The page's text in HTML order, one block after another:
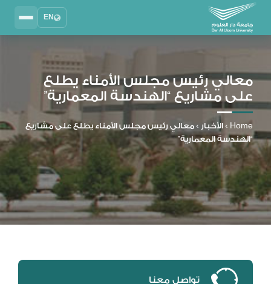
EN
2025 - 2026
نظام إدارة التعلم
MYLMS
نظام معلومات الطلاب
MTSIS
إدارة الموارد البشرية
نظام التواصل الإداري
MYACS
DL
معالي رئيس مجلس الأمناء يطلع
على مشاريع “الهندسة المعمارية”
Home
› الأخبار › معالي رئيس مجلس الأمناء يطلع على مشاريع
“الهندسة المعمارية”
تواصل معنا